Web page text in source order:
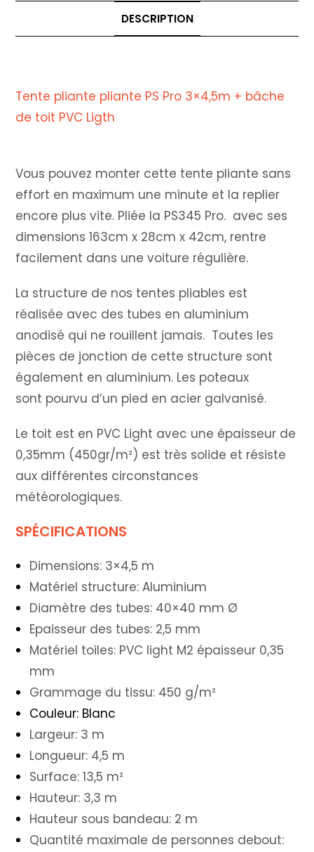
DESCRIPTION
Tente pliante pliante PS Pro 3×4,5m + bâche
de toit PVC Ligth
Vous pouvez monter cette tente pliante sans
effort en maximum une minute et la replier
encore plus vite. Pliée la PS345 Pro. avec ses
dimensions 163cm x 28cm x 42cm, rentre
facilement dans une voiture régulière.
La structure de nos tentes pliables est
réalisée avec des tubes en aluminium
anodisé qui ne rouillent jamais. Toutes les
pièces de jonction de cette structure sont
également en aluminium. Les poteaux
sont pourvu d’un pied en acier galvanisé.
Le toit est en PVC Light avec une épaisseur de
0,35mm (450gr/m²) est très solide et résiste
aux différentes circonstances
météorologiques.
SPÉCIFICATIONS
Dimensions: 3×4,5 m
Matériel structure:Aluminium
Diamètre des tubes: 40×40 mm Ø
Epaisseur des tubes: 2,5 mm
Matériel toiles: PVC light M2 épaisseur 0,35
mm
Grammage du tissu: 450 g/m²
Couleur: Blanc
Largeur: 3 m
Longueur: 4,5 m
Surface: 13,5 m²
Hauteur: 3,3 m
Hauteur sous bandeau: 2 m
Quantité maximale de personnes debout: